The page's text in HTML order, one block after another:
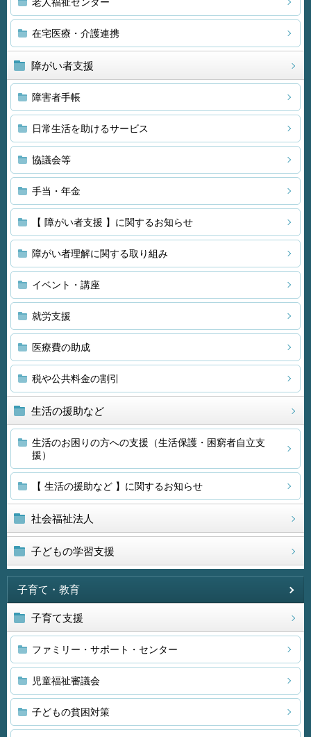
在宅医療・介護連携
障がい者支援
障害者手帳
日常生活を助けるサービス
協議会等
手当・年金
【 障がい者支援 】に関するお知らせ
障がい者理解に関する取り組み
イベント・講座
就労支援
医療費の助成
税や公共料金の割引
生活の援助など
生活のお困りの方への支援（生活保護・困窮者自立支
援）
【 生活の援助など 】に関するお知らせ
社会福祉法人
子どもの学習支援
子育て・教育
子育て支援
ファミリー・サポート・センター
児童福祉審議会
子どもの貧困対策